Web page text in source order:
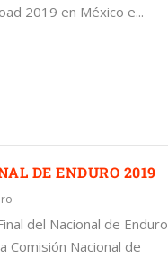
2019 en México e...
DE ENDURO 2019
del Nacional de Enduro
Comisión Nacional de